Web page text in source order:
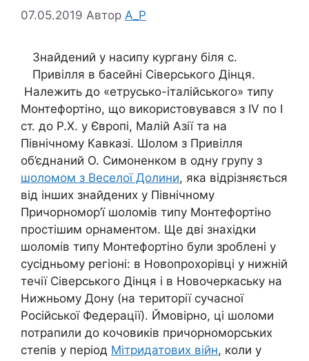
07.05.2019 Автор A_P
Знайдений у насипу кургану біля с.
Привілля в басейні Сіверського Дінця.
Належить до «етрусько-італійського» типу
Монтефортіно, що використовувався з IV по І
ст. до Р.Х. у Європі, Малій Азії та на
Північному Кавказі. Шолом з Привілля
об’єднаний О. Симоненком в одну групу з
шоломом з Веселої Долини, яка відрізняється
від інших знайдених у Північному
Причорномор’ї шоломів типу Монтефортіно
простішим орнаментом. Ще дві знахідки
шоломів типу Монтефортіно були зроблені у
сусідньому регіоні: в Новопрохорівці у нижній
течії Сіверського Дінця і в Новочеркаську на
Нижньому Дону (на території сучасної
Російської Федерації). Ймовірно, ці шоломи
потрапили до кочовиків причорноморських
степів у період Мітридатових війн, коли у